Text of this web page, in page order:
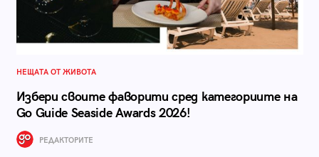
НЕЩАТА ОТ ЖИВОТА
Избери своите фаворити сред категориите на
Go Guide Seaside Awards 2026!
РЕДАКТОРИТЕ